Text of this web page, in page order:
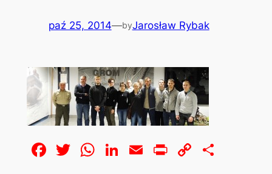
paź 25, 2014—byJarosław Rybak
Facebook
Twitter
WhatsApp
LinkedIn
EmailPrintCopy